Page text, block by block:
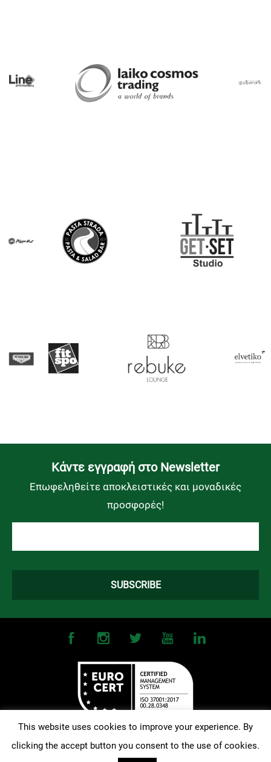
Kάντε εγγραφή στο Newsletter
Επωφεληθείτε αποκλειστικές και μοναδικές
προσφορές!
©2026OMONOIA FC. All Rights Reserved | Terms and Conditions|
This website uses cookies to improve your experience. By
clicking the accept button you consent to the use of cookies.